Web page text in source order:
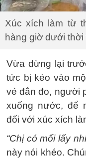
Xúc xích làm từ
hàng giờ dưới
Vừa dừng lại
tức bị kéo vào
vẻ đắn đo, người
xuống nước, để
đối với xúc xích
“Chị có mối lấy
này nói khéo.